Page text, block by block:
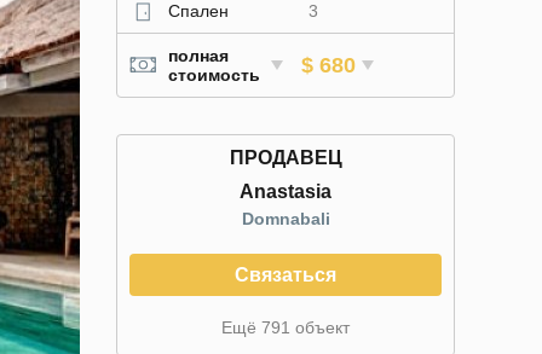
Спален
3
полная
стоимость
$ 680
ПРОДАВЕЦ
Anastasia
Domnabali
Связаться
Ещё 791 объект